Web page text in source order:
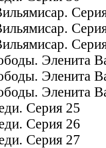
Эленита
Эленита
Эленита
Серия 25
Серия 26
Серия 27